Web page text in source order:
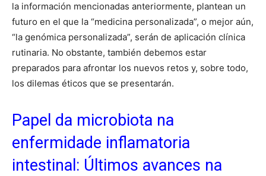
la información mencionadas anteriormente, plantean un
futuro en el que la “medicina personalizada”, o mejor aún,
“la genómica personalizada”, serán de aplicación clínica
rutinaria. No obstante, también debemos estar
preparados para afrontar los nuevos retos y, sobre todo,
los dilemas éticos que se presentarán.
Papel da microbiota na
enfermidade inflamatoria
intestinal: Últimos avances na